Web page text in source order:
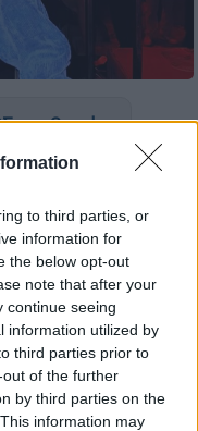
to third parties, or
information for
the below opt-out
note that after your
continue seeing
information utilized by
third parties prior to
of the further
by third parties on the
information may
στη Google
το
προσωρινά, στο
φήμες περί
, εξήγησε
που
χωρίς